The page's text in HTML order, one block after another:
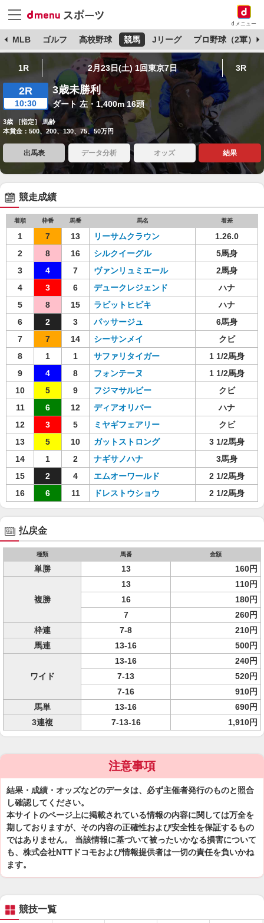
dメニュー
MLB ゴルフ 高校野球 競馬 Jリーグ プロ野球（2軍）
1R 2月23日(土) 1回東京7日 3R
2R
10:30
3歳未勝利
ダート 左・1,400m 16頭
3歳 ［指定］ 馬齢
本賞金：500、200、130、75、50万円
出馬表 データ分析 オッズ 結果
競走成績
着順 枠番 馬番 馬名 着差
1 7 13 リーサムクラウン
1.26.0
2
8 16 シルクイーグル
5馬身
3
4 7 ヴァンリュミエール
2馬身
4
3 6 デュークレジェンド
ハナ
5
8 15 ラビットヒビキ
ハナ
6
2 3 パッサージュ
6馬身
7
7 14 シーサンメイ
クビ
8
1 1 サファリタイガー
1 1/2馬身
9
4 8 フォンテーヌ
1 1/2馬身
10
5 9 フジマサルビー
クビ
11
6 12 ディアオリバー
ハナ
12
3 5 ミヤギフェアリー
クビ
13
5 10 ガットストロング
3 1/2馬身
14
1 2 ナギサノハナ
3馬身
15
2 4 エムオーワールド
2 1/2馬身
16
6 11 ドレストウショウ 2 1/2馬身
払戻金
種類 馬番 金額
単勝 13 160円
複勝
13
110円
16
180円
7
260円
枠連
7-8
210円
馬連
13-16 500円
ワイド
13-16
240円
7-13
520円
7-16
910円
馬単
13-16
690円
3連複
7-13-16 1,910円
注意事項
結果・成績・オッズなどのデータは、必ず主催者発行のものと照合
し確認してください。
本サイトのページ上に掲載されている情報の内容に関しては万全を
期しておりますが、その内容の正確性および安全性を保証するもの
ではありません。 当該情報に基づいて被ったいかなる損害について
も、株式会社NTTドコモおよび情報提供者は一切の責任を負いかね
ます。
競技一覧